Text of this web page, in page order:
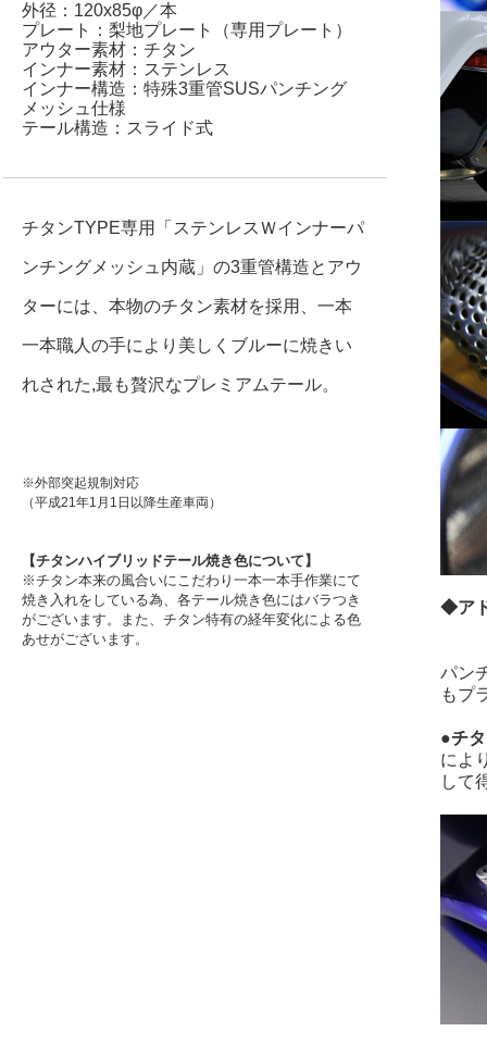
外径：120x85φ／本
プレート：梨地プレート（専用プレート）
アウター素材：チタン
インナー素材：ステンレス
インナー構造： 特殊3重管SUSパンチング
メッシュ仕様
テール構造：スライド式
チタンTYPE専用「ステンレスＷインナーパ
ンチングメッシュ内蔵」の3重管構造とアウ
ターには、本物のチタン素材を採用、一本
一本職人の手により美しくブルーに焼きい
れされた,最も贅沢なプレミアムテール。
※外部突起規制対応
（平成21年1月1日以降生産車両）
【チタンハイブリッドテール焼き色について】
※チタン本来の風合いにこだわり一本一本手作業にて
焼き入れをしている為、各テール焼き色にはバラつき
がございます。また、チタン特有の経年変化による色
あせがございます。
◆ア
パン
もプ
●チ
によ
して